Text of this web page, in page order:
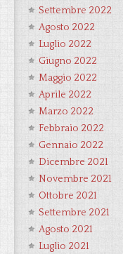
Settembre 2022
Agosto 2022
Luglio 2022
Giugno 2022
Maggio 2022
Aprile 2022
Marzo 2022
Febbraio 2022
Gennaio 2022
Dicembre 2021
Novembre 2021
Ottobre 2021
Settembre 2021
Agosto 2021
Luglio 2021